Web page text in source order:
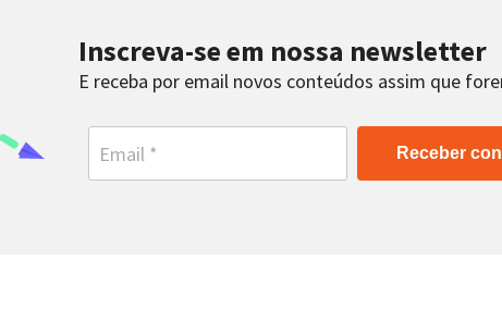
Inscreva-se em nossa newsletter
E receba por email novos conteúdos assim que
Receber